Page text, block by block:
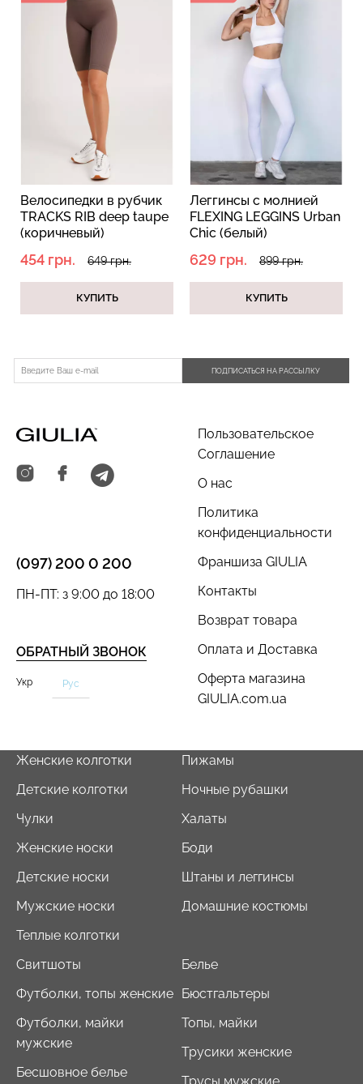
Велосипедки в рубчик
TRACKS RIB deep taupe
(коричневый)
454 грн. 649 грн.
КУПИТЬ
Леггинсы с молнией
FLEXING LEGGINS Urban
Chic (белый)
629 грн. 899 грн.
КУПИТЬ
ПОДПИСАТЬСЯ НА РАССЫЛКУ
Пользовательское
Соглашение
О нас
Политика
конфиденциальности
Франшиза GIULIA
Контакты
Возврат товара
Оплата и Доставка
Оферта магазина
GIULIA.com.ua
(097) 200 0 200
ОБРАТНЫЙ ЗВОНОК
ПН-ПТ: з 9:00 до 18:00
Укр Рус
Женские колготки
Детские колготки
Чулки
Женские носки
Детские носки
Мужские носки
Теплые колготки
Пижамы
Ночные рубашки
Халаты
Боди
Штаны и леггинсы
Домашние костюмы
Свитшоты
Футболки, топы женские
Футболки, майки
мужские
Бесшовное белье
Белье
Бюстгальтеры
Топы, майки
Трусики женские